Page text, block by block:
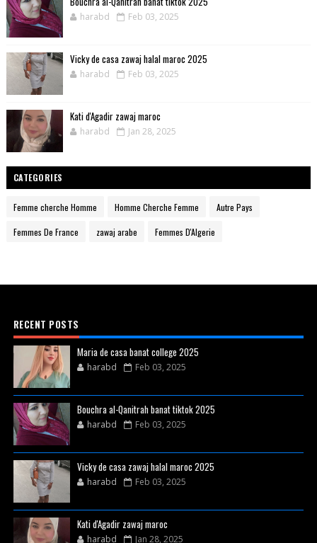
harabd Feb 03, 2025
Vicky de casa zawaj halal maroc 2025
harabd Feb 03, 2025
Kati d'Agadir zawaj maroc
harabd Jan 28, 2025
CATEGORIES
Femme cherche Homme Homme Cherche Femme Autre Pays
Femmes De France zawaj arabe Femmes D'Algerie
RECENT POSTS
Maria de casa banat college 2025
harabd Feb 03, 2025
Bouchra al-Qanitrah banat tiktok 2025
harabd Feb 03, 2025
Vicky de casa zawaj halal maroc 2025
harabd Feb 03, 2025
Kati d'Agadir zawaj maroc
harabd Jan 28, 2025